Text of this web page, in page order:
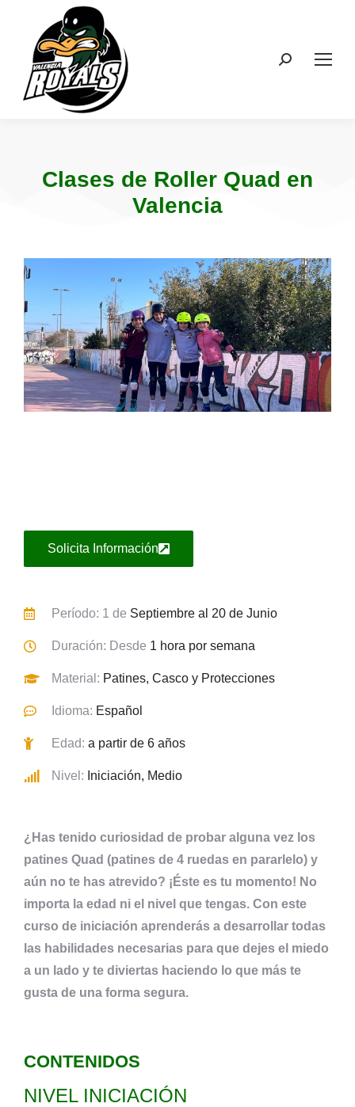
Clases de Roller Quad en
Valencia
Solicita Información
Período: 1 de Septiembre al 20 de Junio
Duración: Desde 1 hora por semana
Material: Patines, Casco y Protecciones
Idioma: Español
Edad: a partir de 6 años
Nivel: Iniciación, Medio
¿Has tenido curiosidad de probar alguna vez los
patines Quad (patines de 4 ruedas en pararlelo) y
aún no te has atrevido? ¡Éste es tu momento! No
importa la edad ni el nivel que tengas. Con este
curso de iniciación aprenderás a desarrollar todas
las habilidades necesarias para que dejes el miedo
a un lado y te diviertas haciendo lo que más te
gusta de una forma segura.
CONTENIDOS
NIVEL INICIACIÓN